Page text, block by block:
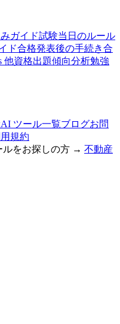
ガイド試験当日のルール
ド合格発表後の手続き合
他資格出題傾向分析勉強
ツール一覧ブログお問
規約
ルをお探しの方 → 不動産